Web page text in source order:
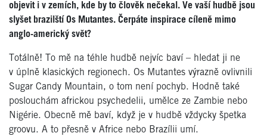
objevit i v zemích, kde by to člověk nečekal. Ve vaší hudbě jsou
slyšet brazilští Os Mutantes. Čerpáte inspirace cíleně mimo
anglo-americký svět?
Totálně! To mě na téhle hudbě nejvíc baví – hledat ji ne
v úplně klasických regionech. Os Mutantes výrazně ovlivnili
Sugar Candy Mountain, o tom není pochyb. Hodně také
poslouchám africkou psychedelii, umělce ze Zambie nebo
Nigérie. Obecně mě baví, když je v hudbě vždycky špetka
groovu. A to přesně v Africe nebo Brazílii umí.